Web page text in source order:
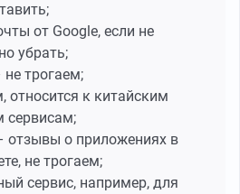
от Google, если не
убрать;
не трогаем;
относится к китайским
сервисам;
отзывы о приложениях в
не трогаем;
сервис, например, для